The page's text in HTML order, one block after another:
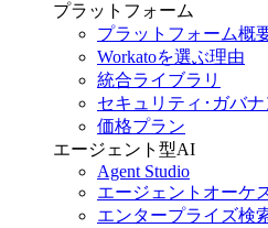
プラットフォーム
プラットフォーム概
Workatoを選ぶ理由
統合ライブラリ
セキュリティ･ガバナ
価格プラン
エージェント型AI
Agent Studio
エージェントオーケ
エンタープライズ検